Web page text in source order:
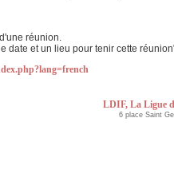
réunion.
date et un lieu pour tenir cette
LDIF, La Ligue
6 place Saint